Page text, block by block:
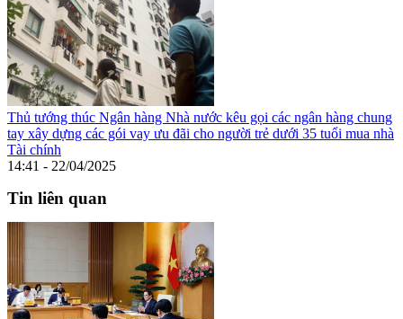
Thủ tướng thúc Ngân hàng Nhà nước kêu gọi các ngân hàng chung
tay xây dựng các gói vay ưu đãi cho người trẻ dưới 35 tuổi mua nhà
Tài chính
14:41 - 22/04/2025
Tin liên quan